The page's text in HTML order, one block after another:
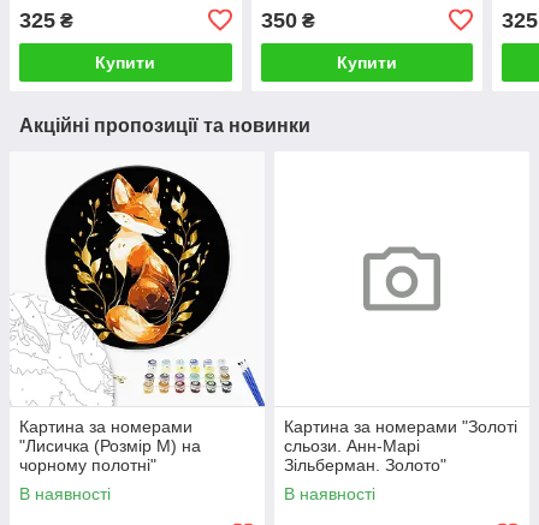
325 ₴
Купити
350₴
Купити
325
Акційні пропозиції та новинки
Картина за номерами
"Лисичка (Розмір М) на
чорному полотні"
RCB00126М 30
В наявності
Картина за номерами "Золоті
сльози. Анн-Марі
Зільберман. Золото"
BS52812L 48×60 см
В наявності